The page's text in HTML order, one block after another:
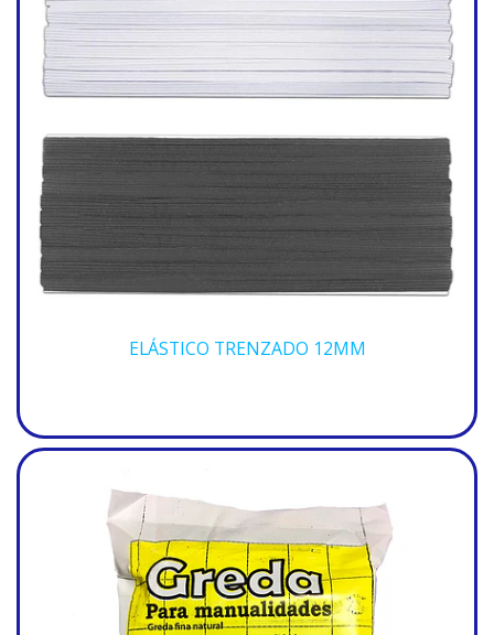
ELÁSTICO TRENZADO 12MM